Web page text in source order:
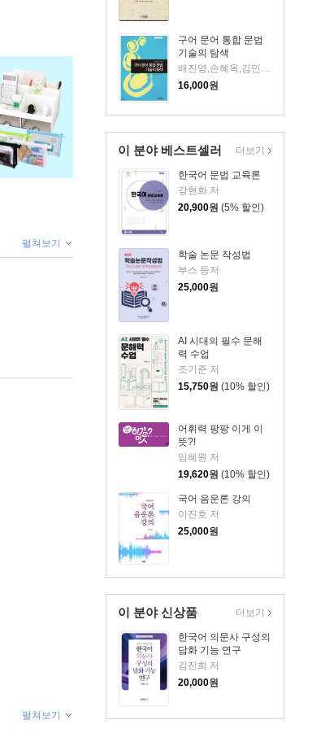
구어 문어 통합 문법
기술의 탐색
배진영,손혜옥,김민국 공저
16,000원
이 분야 베스트셀러
한국어 문법 교육론
강현화 저
20,900원 (5% 할인)
학술 논문 작성법
부스 등저
25,000원
AI 시대의 필수 문해
력 수업
조기준 저
15,750원 (10% 할인)
어휘력 팡팡 이게 이
뜻?!
임혜원 저
19,620원 (10% 할인)
국어 음운론 강의
이진호 저
25,000원
더보기
이 분야 신상품
한국어 의문사 구성의
담화 기능 연구
김진희 저
20,000원
더보기
펼쳐보기
펼쳐보기